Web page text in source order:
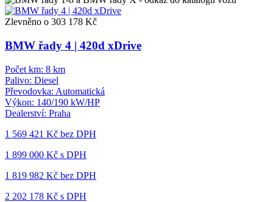
Zlevněno o 303 178 Kč
BMW řady 4 | 420d xDrive
Počet km: 8 km
Palivo: Diesel
Převodovka: Automatická
Výkon: 140/190 kW/HP
Dealerství: Praha
1 569 421 Kč bez DPH
1 899 000 Kč s DPH
1 819 982 Kč bez DPH
2 202 178 Kč s DPH